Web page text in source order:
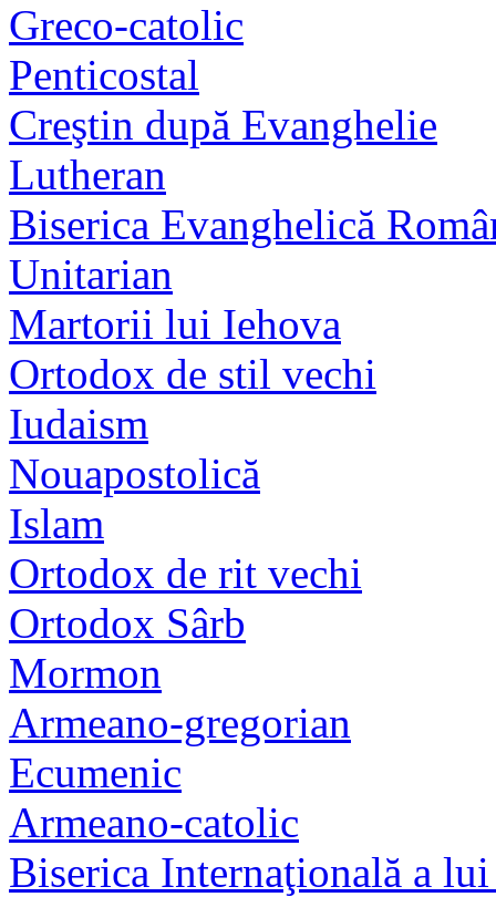
Greco-catolic
Penticostal
Creştin după Evanghelie
Lutheran
Biserica Evanghelică
Unitarian
Martorii lui Iehova
Ortodox de stil vechi
Iudaism
Nouapostolică
Islam
Ortodox de rit vechi
Ortodox Sârb
Mormon
Armeano-gregorian
Ecumenic
Armeano-catolic
Biserica Internaţională a